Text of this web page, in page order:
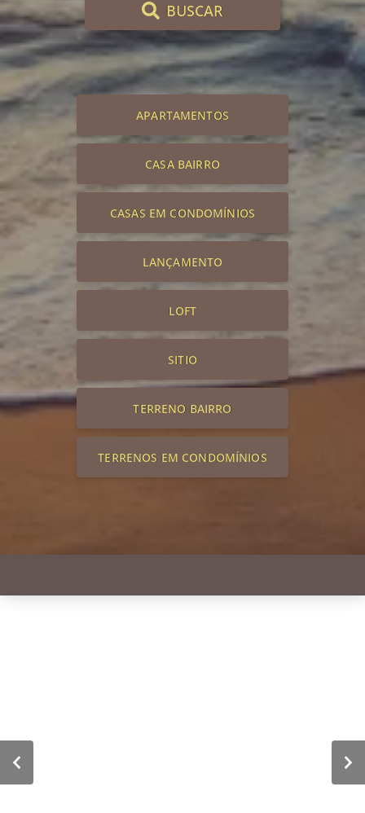
BUSCAR
APARTAMENTOS
CASA BAIRRO
CASAS EM CONDOMÍNIOS
LANÇAMENTO
LOFT
SITIO
TERRENO BAIRRO
TERRENOS EM CONDOMÍNIOS